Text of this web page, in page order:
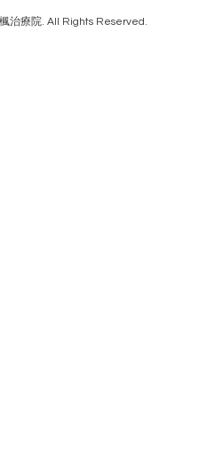
治療院. All Rights Reserved.